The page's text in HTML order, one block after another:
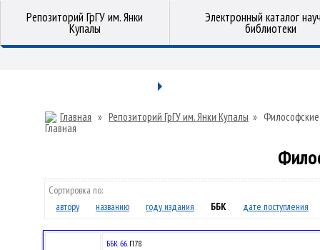
Репозиторий ГрГУ им. Янки
Купалы
Электронный каталог
библиотеки
Главная » Репозиторий ГрГУ им. Янки Купалы »
Сортировка по:
автору
названию году издания ББК дате поступления
ББК 66.П78